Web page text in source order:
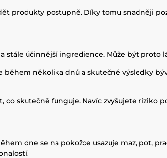
produkty postupně. Díky tomu snadněji
účinnější ingredience. Může být proto
během několika dnů a skutečné výsledky
skutečně funguje. Navíc zvyšujete riziko
dne se na pokožce usazuje maz, pot,